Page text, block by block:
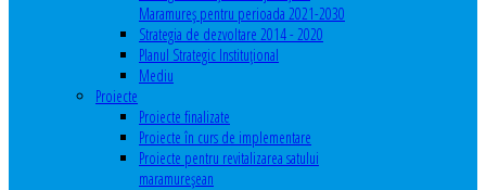
Maramureș pentru perioada 2021-2030
Strategia de dezvoltare 2014 - 2020
Planul Strategic Instituţional
Mediu
Proiecte
Proiecte finalizate
Proiecte în curs de implementare
Proiecte pentru revitalizarea satului
maramureşean